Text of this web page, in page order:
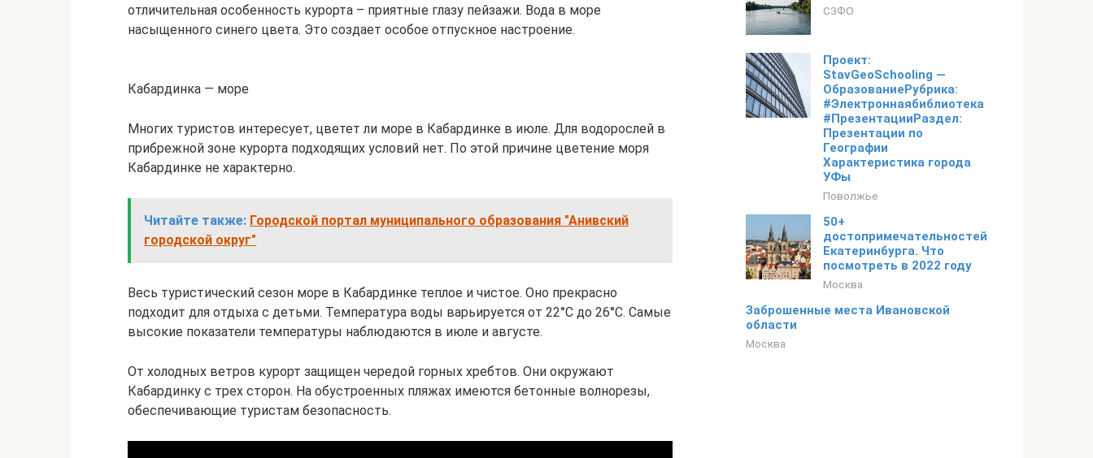
отличительная особенность курорта – приятные глазу пейзажи. Вода в море
насыщенного синего цвета. Это создает особое отпускное настроение.
Кабардинка — море
Многих туристов интересует, цветет ли море в Кабардинке в июле. Для водорослей в
прибрежной зоне курорта подходящих условий нет. По этой причине цветение моря
Кабардинке не характерно.
Читайте также: Городской портал муниципального образования "Анивский
городской округ"
Весь туристический сезон море в Кабардинке теплое и чистое. Оно прекрасно
подходит для отдыха с детьми. Температура воды варьируется от 22°C до 26°C. Самые
высокие показатели температуры наблюдаются в июле и августе.
От холодных ветров курорт защищен чередой горных хребтов. Они окружают
Кабардинку с трех сторон. На обустроенных пляжах имеются бетонные волнорезы,
обеспечивающие туристам безопасность.
СЗФО
Проект:
StavGeoSchooling —
ОбразованиеРубрика:
#Электроннаябиблиотека
#ПрезентацииРаздел:
Презентации по
Географии
Характеристика города
УФы
Поволжье
50+
достопримечательностей
Екатеринбурга. Что
посмотреть в 2022 году
Москва
Заброшенные места Ивановской
области
Москва